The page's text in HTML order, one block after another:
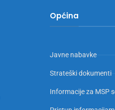
Općina
Javne nabavke
Strateški dokumenti
Informacije za MSP